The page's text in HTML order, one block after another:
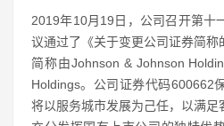
2019年10月19日，公司召开第十
议通过了《关于变更公司证券简
简称由Johnson & Johnson
Holdings。公司证券代码600662
将以服务城市发展为己任，以满